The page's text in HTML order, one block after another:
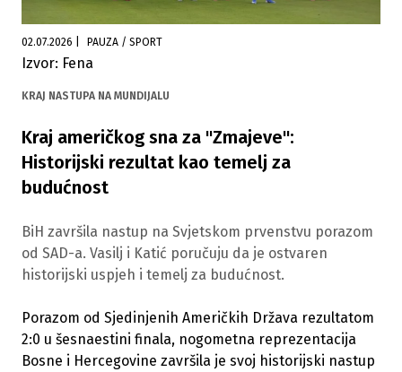
02.07.2026 PAUZA / SPORT
Izvor: Fena
KRAJ NASTUPA NA MUNDIJALU
Kraj američkog sna za "Zmajeve":
Historijski rezultat kao temelj za
budućnost
BiH završila nastup na Svjetskom prvenstvu porazom
od SAD-a. Vasilj i Katić poručuju da je ostvaren
historijski uspjeh i temelj za budućnost.
Porazom od Sjedinjenih Američkih Država rezultatom
2:0 u šesnaestini finala, nogometna reprezentacija
Bosne i Hercegovine završila je svoj historijski nastup